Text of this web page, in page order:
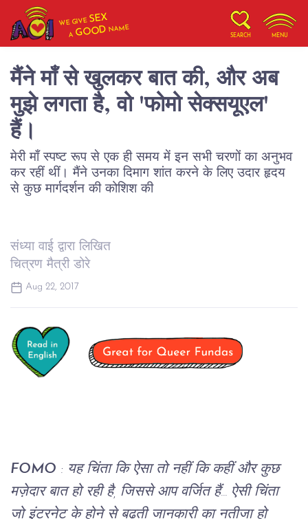
WE GIVESEX
AGOOD NAME
SEARCH MENU
मैंने माँ से खुलकर बात की, और अब
मुझे लगता है, वो 'फोमो सेक्सयूएल'
हैं।
मेरी माँ स्पष्ट रूप से एक ही समय में इन सभी चरणों का अनुभव
कर रहीं थीं। मैंने उनका दिमाग शांत करने के लिए उदार हृदय
से कुछ मार्गदर्शन की कोशिश की
संध्या वाई द्वारा लिखित
चित्रण मैत्री डोरे
Aug 22, 2017
FOMO : यह चिंता कि ऐसा तो नहीं कि कहीं और कुछ
मज़ेदार बात हो रही है, जिससे आप वर्जित हैं... ऐसी चिंता
जो इंटरनेट के होने से बढ़ती जानकारी का नतीजा हो